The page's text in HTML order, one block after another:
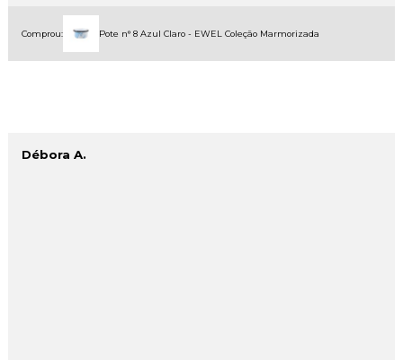
Comprou: Pote n° 8 Azul Claro - EWEL Coleção Marmorizada
Débora A.